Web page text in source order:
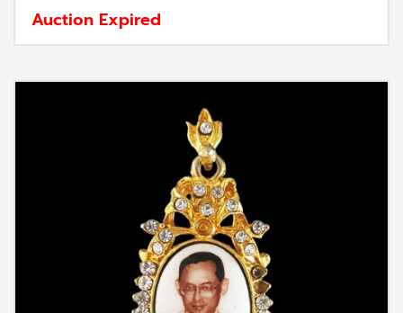
Auction Expired